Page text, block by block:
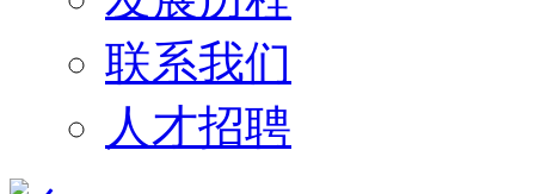
联系我们
人才招聘